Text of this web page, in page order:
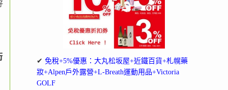
✔ 免稅+5%優惠：大丸松坂屋+近鐵百貨+札幌藥
妝+Alpen戶外露營+L-Breath運動用品+Victoria
GOLF